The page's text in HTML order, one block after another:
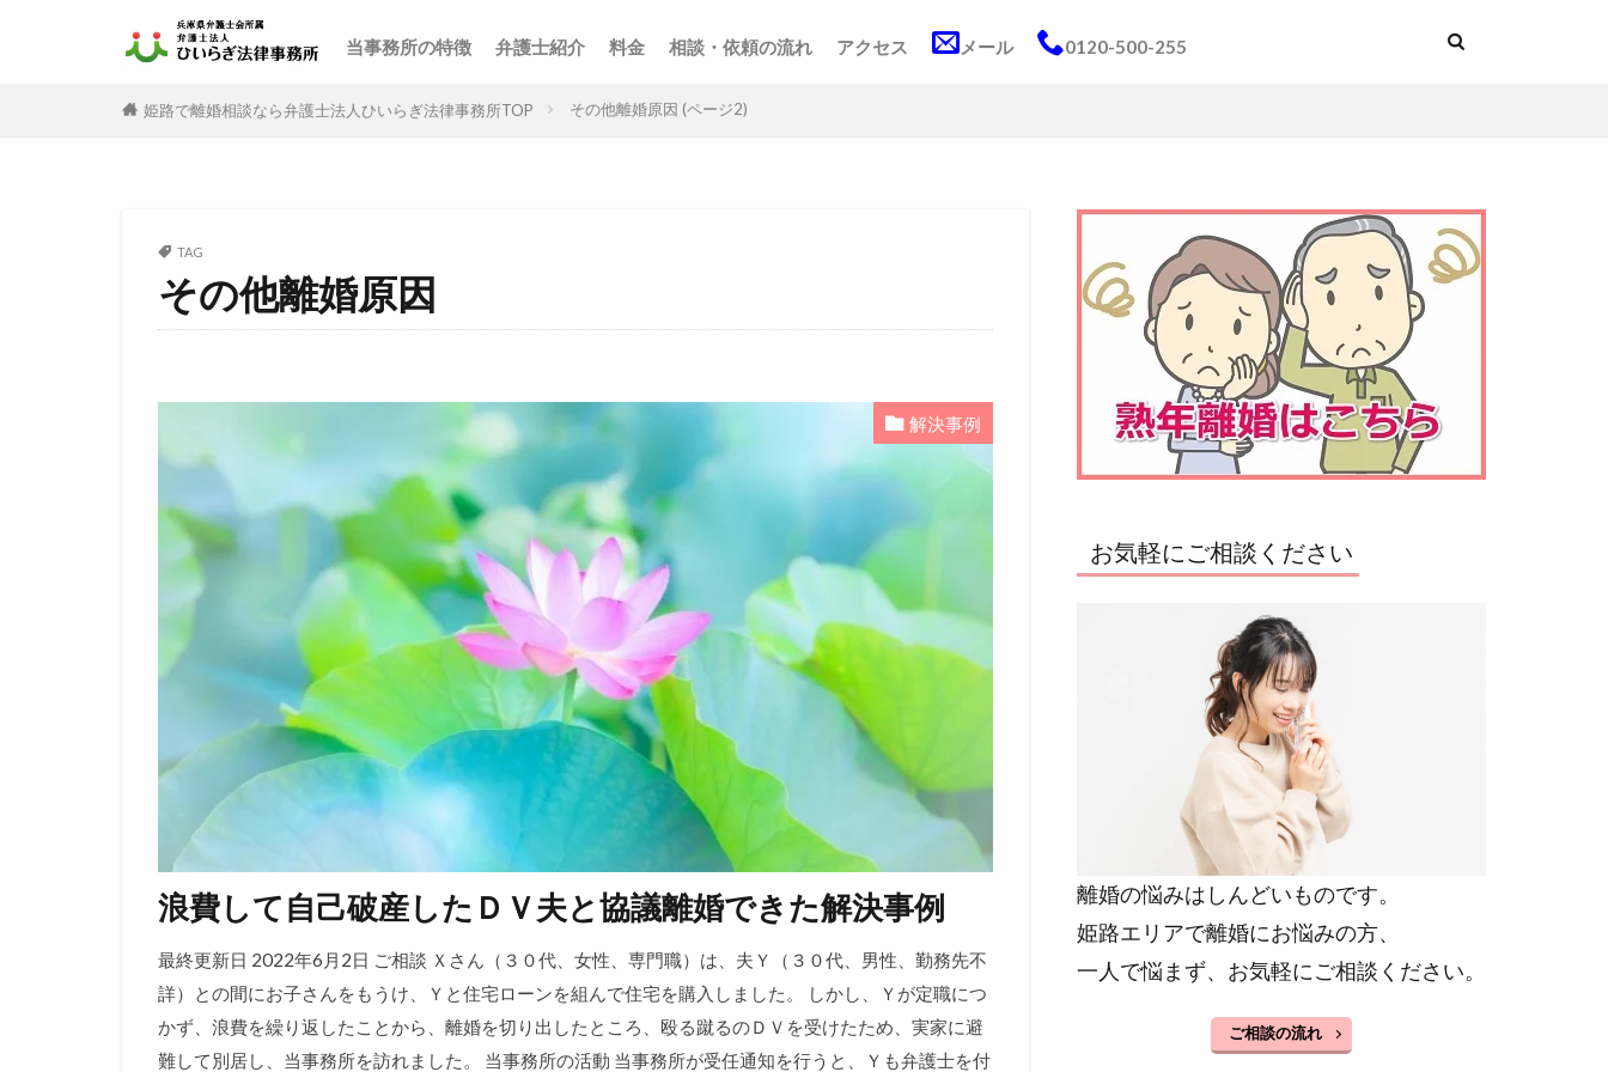
当事務所の特徴 弁護士紹介 料金 相談・依頼の流れ アクセス メール 0120-500-255
姫路で離婚相談なら弁護士法人ひいらぎ法律事務所TOP その他離婚原因 (ページ2)
TAG
その他離婚原因
解決事例
浪費して自己破産したＤＶ夫と協議離婚できた解決事例
最終更新日 2022年6月2日 ご相談 Ｘさん（３０代、女性、専門職）は、夫Ｙ（３０代、男性、勤務先不
詳）との間にお子さんをもうけ、Ｙと住宅ローンを組んで住宅を購入しました。 しかし、Ｙが定職につ
かず、浪費を繰り返したことから、離婚を切り出したところ、殴る蹴るのＤＶを受けたため、実家に避
難して別居し、当事務所を訪れました。 当事務所の活動 当事務所が受任通知を行うと、Ｙも弁護士を付
お気軽にご相談ください
離婚の悩みはしんどいものです。
姫路エリアで離婚にお悩みの方、
一人で悩まず、お気軽にご相談ください。
ご相談の流れ